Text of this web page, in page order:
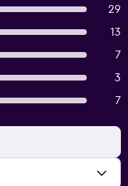
29
13
7
3
7